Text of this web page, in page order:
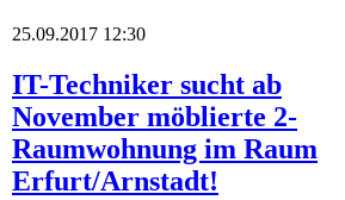
25.09.2017 12:30
IT-Techniker sucht ab
November möblierte 2-
Raumwohnung im Raum
Erfurt/Arnstadt!